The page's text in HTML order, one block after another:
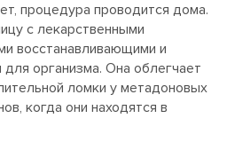
процедура проводится дома.
с лекарственными
восстанавливающими и
организма. Она облегчает
ломки у метадоновых
когда они находятся в